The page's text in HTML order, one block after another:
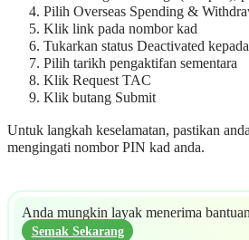
Pilih Overseas Spending &
Klik link pada nombor kad
Tukarkan status Deactivated
Pilih tarikh pengaktifan sementara
Klik Request TAC
Klik butang Submit
Untuk langkah keselamatan, pastikan
mengingati nombor PIN kad anda.
Anda mungkin layak menerima
Semak Sekarang